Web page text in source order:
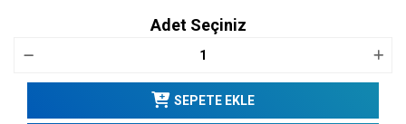
Adet Seçiniz
SEPETE EKLE